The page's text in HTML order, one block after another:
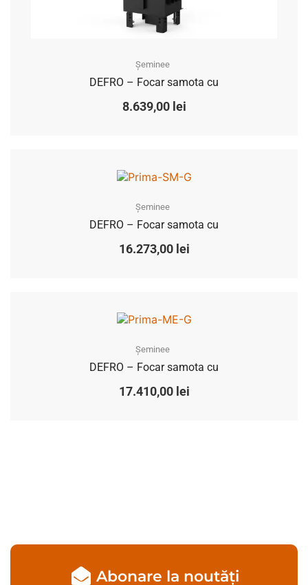
Șeminee
DEFRO – Focar samota cu
8.639,00 lei
Șeminee
DEFRO – Focar samota cu
16.273,00 lei
Șeminee
DEFRO – Focar samota cu
17.410,00 lei
Abonare la noutăți